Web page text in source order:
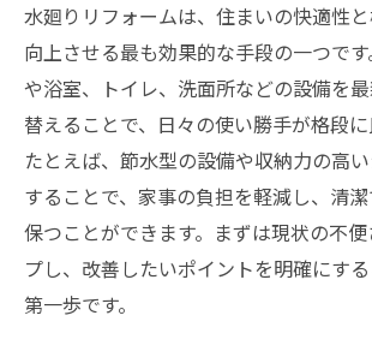
池田市の補助金で水廻りリフ
抑える方法
補助金申請時に押さえたい水
ムのポイント
リフォーム補助金の最新情報
い改装術
水廻りリフォームと補助金活
底解説
水廻りリフォームは、住まいの快適性
向上させる最も効果的な手段の一つで
や浴室、トイレ、洗面所などの設備を
替えることで、日々の使い勝手が格段に
たとえば、節水型の設備や収納力の高
することで、家事の負担を軽減し、清
保つことができます。まずは現状の不
プし、改善したいポイントを明確にす
第一歩です。